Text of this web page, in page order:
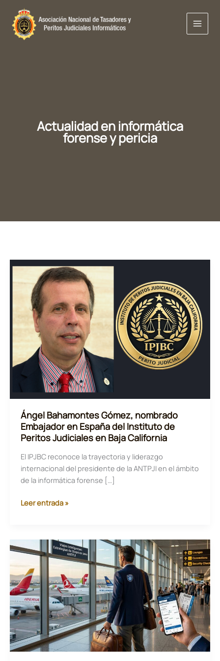
contenido
Actualidad en informática
forense y pericia
Ángel Bahamontes Gómez, nombrado
Embajador en España del Instituto de
Peritos Judiciales en Baja California
El IPJBC reconoce la trayectoria y liderazgo
internacional del presidente de la ANTPJI en el ámbito
de la informática forense […]
Ángel
nombrado
Embajador
España
del
Instituto
de
Peritos
Judiciales
en
Leer entrada »